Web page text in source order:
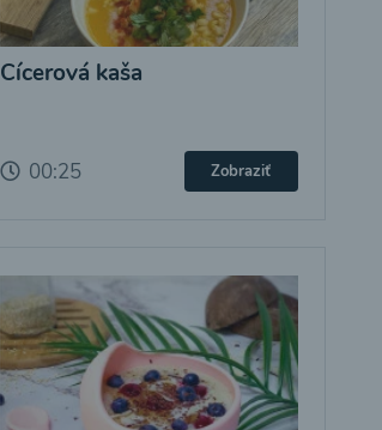
Cícerová kaša
00:25 Zobraziť